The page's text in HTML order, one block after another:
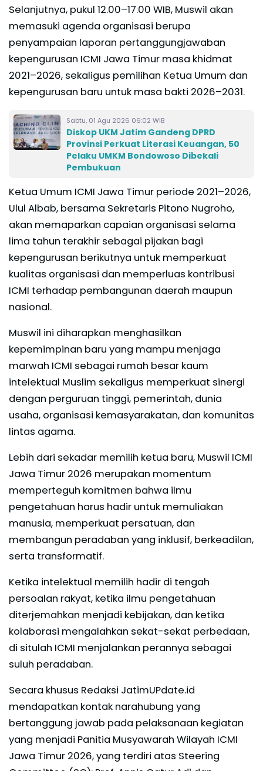
Selanjutnya, pukul 12.00–17.00 WIB, Muswil akan
memasuki agenda organisasi berupa
penyampaian laporan pertanggungjawaban
kepengurusan ICMI Jawa Timur masa khidmat
2021–2026, sekaligus pemilihan Ketua Umum dan
kepengurusan baru untuk masa bakti 2026–2031.
Sabtu, 01 Agu 2026 06:02 WIB
Diskop UKM Jatim Gandeng DPRD
Provinsi Perkuat Literasi Keuangan, 50
Pelaku UMKM Bondowoso Dibekali
Pembukuan
Ketua Umum ICMI Jawa Timur periode 2021–2026,
Ulul Albab, bersama Sekretaris Pitono Nugroho,
akan memaparkan capaian organisasi selama
lima tahun terakhir sebagai pijakan bagi
kepengurusan berikutnya untuk memperkuat
kualitas organisasi dan memperluas kontribusi
ICMI terhadap pembangunan daerah maupun
nasional.
Muswil ini diharapkan menghasilkan
kepemimpinan baru yang mampu menjaga
marwah ICMI sebagai rumah besar kaum
intelektual Muslim sekaligus memperkuat sinergi
dengan perguruan tinggi, pemerintah, dunia
usaha, organisasi kemasyarakatan, dan komunitas
lintas agama.
Lebih dari sekadar memilih ketua baru, Muswil ICMI
Jawa Timur 2026 merupakan momentum
memperteguh komitmen bahwa ilmu
pengetahuan harus hadir untuk memuliakan
manusia, memperkuat persatuan, dan
membangun peradaban yang inklusif, berkeadilan,
serta transformatif.
Ketika intelektual memilih hadir di tengah
persoalan rakyat, ketika ilmu pengetahuan
diterjemahkan menjadi kebijakan, dan ketika
kolaborasi mengalahkan sekat-sekat perbedaan,
di situlah ICMI menjalankan perannya sebagai
suluh peradaban.
Secara khusus Redaksi JatimUPdate.id
mendapatkan kontak narahubung yang
bertanggung jawab pada pelaksanaan kegiatan
yang menjadi Panitia Musyawarah Wilayah ICMI
Jawa Timur 2026, yang terdiri atas Steering